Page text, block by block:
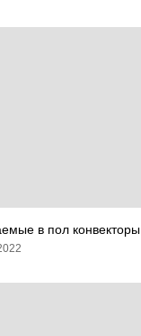
в пол конвекторы